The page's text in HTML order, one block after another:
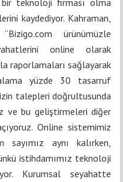
kaydediyor. Kahraman,
ürünümüzle
online olarak
raporlamaları sağlayarak
yüzde 30 tasarruf
talepleri doğrultusunda
ve bu geliştirmeleri diğer
Online sistemimiz
sayımız aynı kalırken,
istihdamımız teknoloji
Kurumsal seyahatte